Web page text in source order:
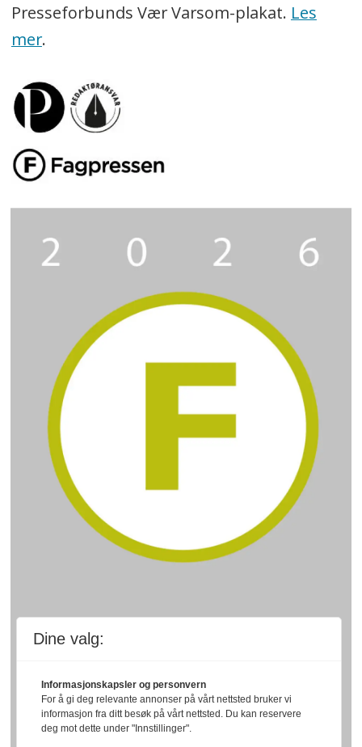
Presseforbunds Vær Varsom-plakat. Les
mer.
Dine valg:
Informasjonskapsler og personvern
For å gi deg relevante annonser på vårt nettsted bruker vi
informasjon fra ditt besøk på vårt nettsted. Du kan reservere
deg mot dette under "Innstillinger".